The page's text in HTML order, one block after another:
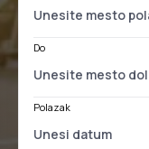
Do
Polazak